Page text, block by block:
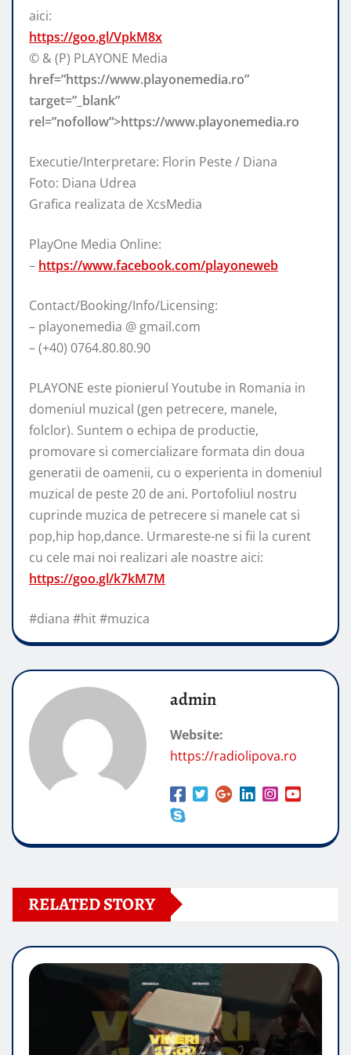
aici:
https://goo.gl/VpkM8x
© & (P) PLAYONE Media
href=”https://www.playonemedia.ro”
target=”_blank”
rel=”nofollow”>https://www.playonemedia.ro
Executie/Interpretare: Florin Peste / Diana
Foto: Diana Udrea
Grafica realizata de XcsMedia
PlayOne Media Online:
– https://www.facebook.com/playoneweb
Contact/Booking/Info/Licensing:
– playonemedia @ gmail.com
– (+40) 0764.80.80.90
PLAYONE este pionierul Youtube in Romania in
domeniul muzical (gen petrecere, manele,
folclor). Suntem o echipa de productie,
promovare si comercializare formata din doua
generatii de oamenii, cu o experienta in domeniul
muzical de peste 20 de ani. Portofoliul nostru
cuprinde muzica de petrecere si manele cat si
pop,hip hop,dance. Urmareste-ne si fii la curent
cu cele mai noi realizari ale noastre aici:
https://goo.gl/k7kM7M
#diana #hit #muzica
admin
Website:
https://radiolipova.ro
RELATED STORY